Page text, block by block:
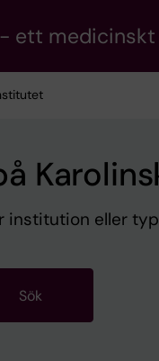
ett
institution eller